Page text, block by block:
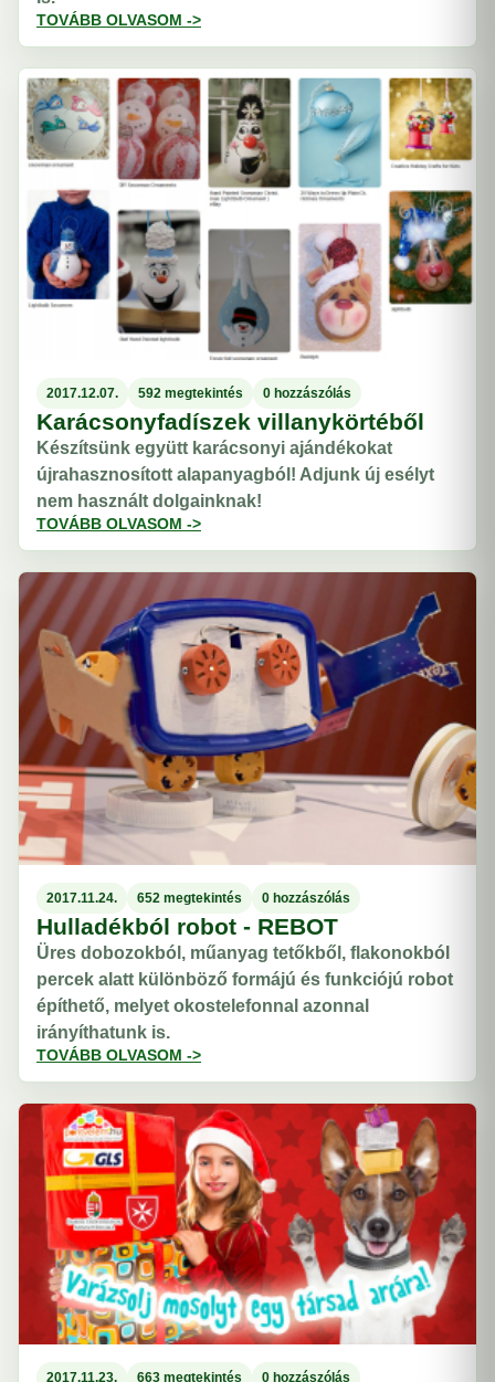
TOVÁBB OLVASOM ->
2017.12.07. 592 megtekintés 0 hozzászólás
Karácsonyfadíszek villanykörtéből
Készítsünk együtt karácsonyi ajándékokat
újrahasznosított alapanyagból! Adjunk új esélyt
nem használt dolgainknak!
TOVÁBB OLVASOM ->
2017.11.24. 652 megtekintés 0 hozzászólás
Hulladékból robot - REBOT
Üres dobozokból, műanyag tetőkből, flakonokból
percek alatt különböző formájú és funkciójú robot
építhető, melyet okostelefonnal azonnal
irányíthatunk is.
TOVÁBB OLVASOM ->
2017.11.23. 663 megtekintés 0 hozzászólás